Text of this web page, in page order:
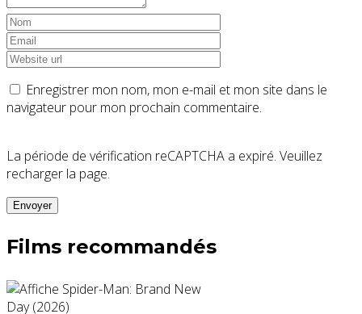
Enregistrer mon nom, mon e-mail et mon site dans le
navigateur pour mon prochain commentaire.
La période de vérification reCAPTCHA a expiré. Veuillez
recharger la page.
Films recommandés